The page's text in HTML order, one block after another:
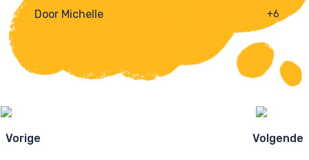
Door Michelle +6
Ezelsbruggetjes
navigatie
Vorige Volgende